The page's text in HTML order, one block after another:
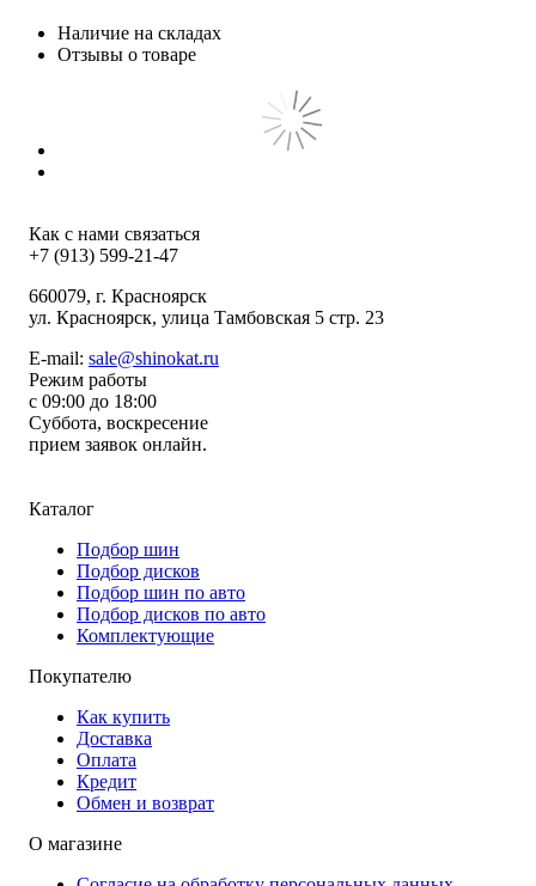
Наличие на складах
Отзывы о товаре
Как с нами связаться
+7 (913) 599-21-47
660079, г. Красноярск
ул. Красноярск, улица Тамбовская 5 стр. 23
E-mail: sale@shinokat.ru
Режим работы
с 09:00 до 18:00
Суббота, воскресение
прием заявок онлайн.
Каталог
Подбор шин
Подбор дисков
Подбор шин по авто
Подбор дисков по авто
Комплектующие
Покупателю
Как купить
Доставка
Оплата
Кредит
Обмен и возврат
О магазине